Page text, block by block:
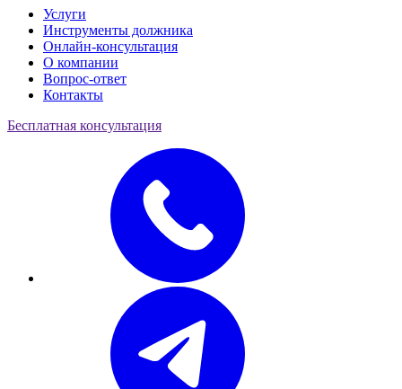
Услуги
Инструменты должника
Онлайн-консультация
О компании
Вопрос-ответ
Контакты
Бесплатная консультация